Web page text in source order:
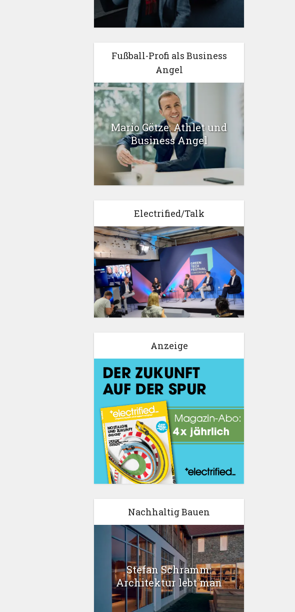
Fußball-Profi als Business
Angel
Mario Götze: Athlet und
Business Angel
Electrified/Talk
Anzeige
Nachhaltig Bauen
Stefan Schramm:
Architektur lebt man